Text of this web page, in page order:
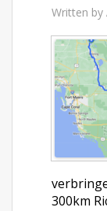
Written by
300km